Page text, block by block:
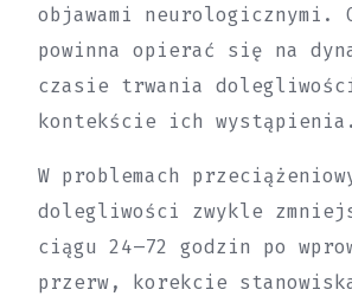
objawami neurologicznymi.
powinna opierać się na
czasie trwania
kontekście ich wystąpienia.
W problemach
dolegliwości zwykle
ciągu 24–72 godzin po
przerw, korekcie